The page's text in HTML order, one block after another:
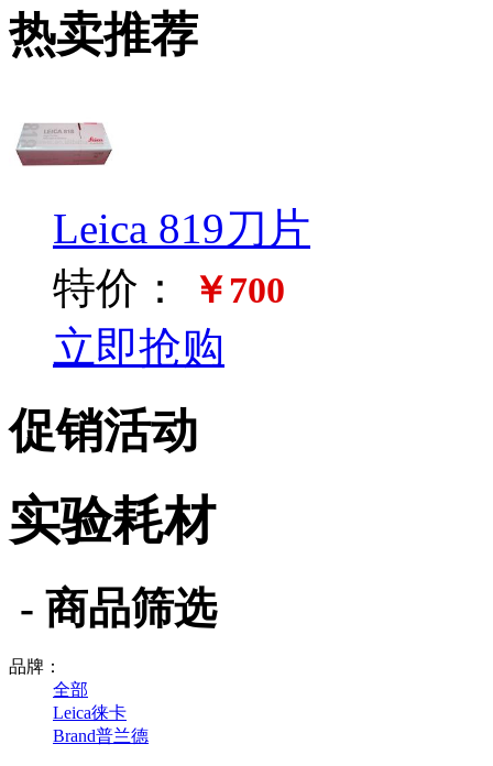
热卖推荐
Leica 819刀片
特价：
￥700
立即抢购
促销活动
实验耗材
- 商品筛选
品牌：
全部
Leica徕卡
Brand普兰德